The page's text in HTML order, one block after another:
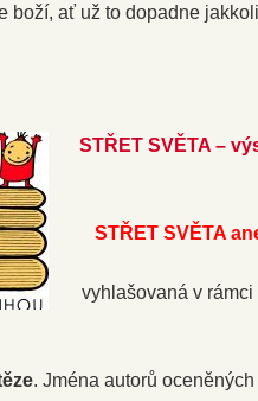
boží, ať už to dopadne
STŘET SVĚTA –
STŘET SVĚTA
vyhlašovaná v
. Jména autorů